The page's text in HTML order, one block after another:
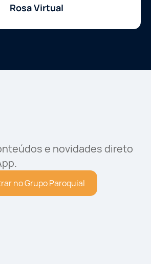
Rosa Virtual
e novidades direto
no Grupo Paroquial